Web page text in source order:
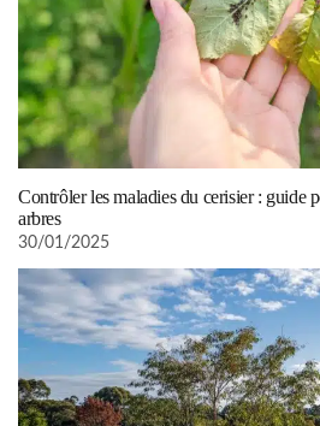
Contrôler les maladies du cerisier : guide
arbres
30/01/2025